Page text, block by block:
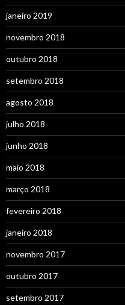
janeiro 2019
novembro 2018
outubro 2018
setembro 2018
agosto 2018
julho 2018
junho 2018
maio 2018
março 2018
fevereiro 2018
janeiro 2018
novembro 2017
outubro 2017
setembro 2017